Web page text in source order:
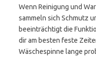
Wenn Reinigung und
sammeln sich Schmutz
beeinträchtigt die
dir am besten feste
Wäschespinne lange